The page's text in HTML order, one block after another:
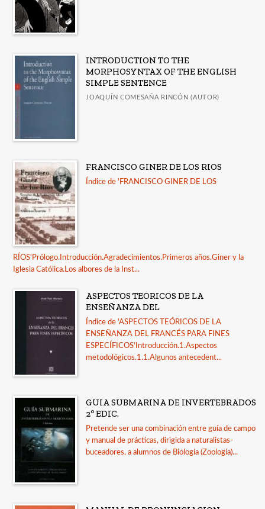
INTRODUCTION TO THE
MORPHOSYNTAX OF THE ENGLISH
SIMPLE SENTENCE
JOAQUÍN COMESAÑA RINCÓN (AUTOR)
FRANCISCO GINER DE LOS RIOS
Índice de 'FRANCISCO GINER DE LOS
RÍOS'Prólogo.Introducción.Agradecimientos.Primeros años.Giner y la
Iglesia Católica.Los albores de la Inst...
ASPECTOS TEORICOS DE LA
ENSEÑANZA DEL
Índice de 'ASPECTOS TEÓRICOS DE LA
ENSEÑANZA DEL FRANCÉS PARA FINES
ESPECÍFICOS'Introducción.1.Aspectos
metodológicos.1.1.Algunos antecedent...
GUIA SUBMARINA DE INVERTEBRADOS
2º EDIC.
Pretende ser una combinación entre guía de campo
y manual de prácticas, dirigida a naturalistas-
buceadores, a alumnos de Biología (Zoología)...